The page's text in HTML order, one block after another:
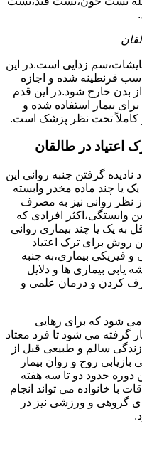
زدایی است.در این
قرنطینه شده و اجازه
بدن خارج شود.در این قدم
بیمار استفاده شده و
کاملاً تحت نظر پزشک است.
اعتیاد در طالقان
گرفتن جنبه روانی این
یا چند ماده مخدر وابسته
نظر روانی نیز به مصرف
وابستگی،اکثر افرادی که
به یک یا چند بیماری روانی
روش برای ترک اعتیاد
بیماری،به جنبه
یابی بیماری ها و دلایل
کردن و درمان علمی و
می شود که برای رهایی
گرفته می شود تا فرد معتاد
سالم و طبیعی قبل از
روح و روان بیمار
دوره حدود دو تا سه هفته
با خانواده می تواند انجام
گروهی و ورزشی نیز در